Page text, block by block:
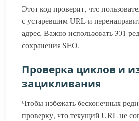
Этот код проверит, что
с устаревшим URL и
адрес. Важно использовать 301
сохранения SEO.
Проверка циклов и
зацикливания
Чтобы избежать бесконечных
проверку, что текущий URL не